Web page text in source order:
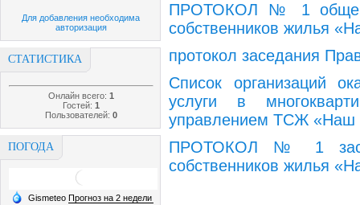
Для добавления необходима
авторизация
СТАТИСТИКА
Онлайн всего: 1
Гостей: 1
Пользователей: 0
ПОГОДА
ПРОТОКОЛ № 1 общего
собственников жилья
протокол заседания
Список организаций
услуги в
управлением ТСЖ «Наш
ПРОТОКОЛ № 1
собственников жилья